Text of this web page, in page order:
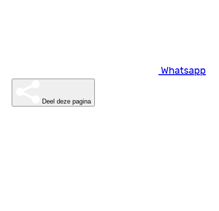
Whatsapp
Deel deze pagina